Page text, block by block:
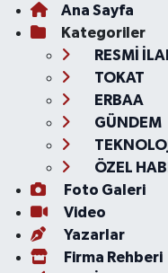
Ana Sayfa
Kategoriler
RESMİ
TOKAT
ERBAA
GÜNDEM
TEKNOLOJİ
ÖZEL
Foto Galeri
Video
Yazarlar
Firma Rehberi